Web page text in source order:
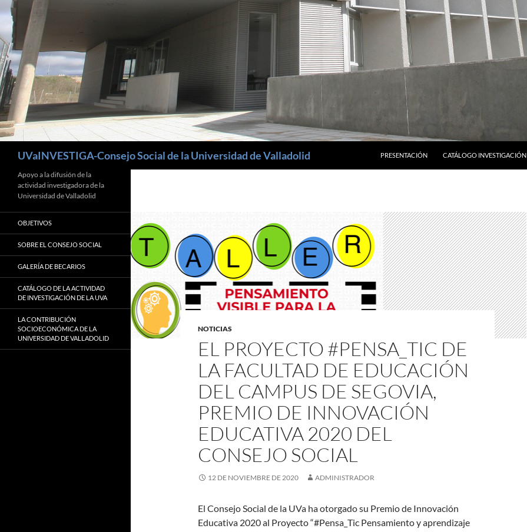
UVaINVESTIGA-Consejo Social de la Universidad de Valladolid
PRESENTACIÓN
CATÁLOGO INVESTIGACIÓN
NOTICIAS
EL PROYECTO #PENSA_TIC DE
LA FACULTAD DE EDUCACIÓN
DEL CAMPUS DE SEGOVIA,
PREMIO DE INNOVACIÓN
EDUCATIVA 2020 DEL
CONSEJO SOCIAL
12 DE NOVIEMBRE DE 2020 ADMINISTRADOR
El Consejo Social de la UVa ha otorgado su Premio de Innovación
Educativa 2020 al Proyecto “#Pensa_Tic Pensamiento y aprendizaje
Apoyo a la difusión de la
actividad investigadora de la
Universidad de Valladolid
OBJETIVOS
SOBRE EL CONSEJO SOCIAL
GALERÍA DE BECARIOS
CATÁLOGO DE LA ACTIVIDAD
DE INVESTIGACIÓN DE LA UVA
LA CONTRIBUCIÓN
SOCIOECONÓMICA DE LA
UNIVERSIDAD DE VALLADOLID